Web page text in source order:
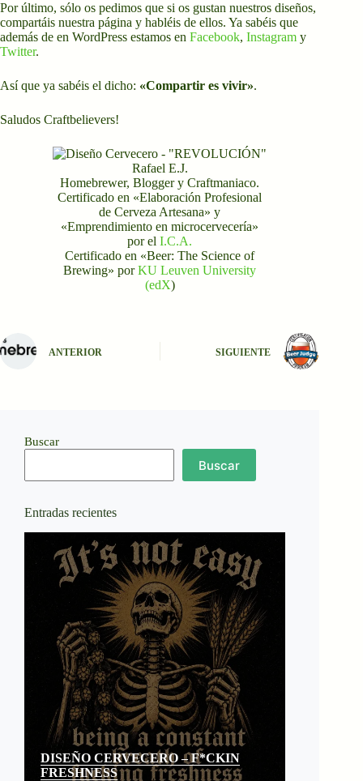
Por último, sólo os pedimos que si os gustan nuestros diseños,
compartáis nuestra página y habléis de ellos. Ya sabéis que
además de en WordPress estamos en Facebook, Instagram y
Twitter.
Así que ya sabéis el dicho: «Compartir es vivir».
Saludos Craftbelievers!
Rafael E.J.
Homebrewer, Blogger y Craftmaniaco.
Certificado en «Elaboración Profesional
de Cerveza Artesana» y
«Emprendimiento en microcervecería»
por elI.C.A.
Certificado en «Beer: The Science of
Brewing» porKU Leuven University
(edX)
ANTERIOR SIGUIENTE
Buscar
Buscar
Entradas recientes
DISEÑO CERVECERO – F*CKIN
FRESHNESS